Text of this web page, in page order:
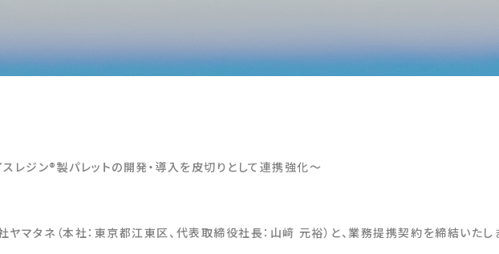
スレジン®製パレットの開発・導入を皮切りとして連携強化～
ヤマタネ（本社：東京都江東区、代表取締役社長：山﨑 元裕）と、業務提携契約を締結いたし